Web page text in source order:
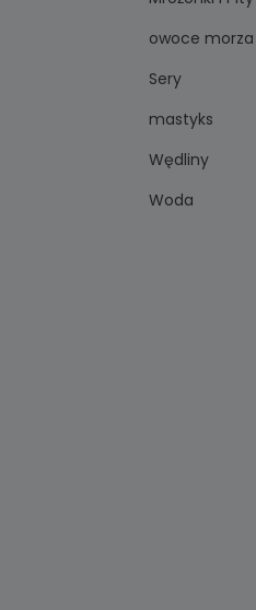
owoce morza
Sery
mastyks
Wędliny
Woda